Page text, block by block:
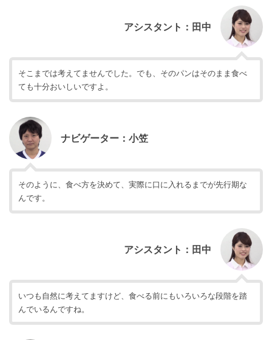
アシスタント：田中
そこまでは考えてませんでした。でも、そのパンはそのまま食べ
ても十分おいしいですよ。
ナビゲーター：小笠
そのように、食べ方を決めて、実際に口に入れるまでが先行期な
んです。
アシスタント：田中
いつも自然に考えてますけど、食べる前にもいろいろな段階を踏
んでいるんですね。